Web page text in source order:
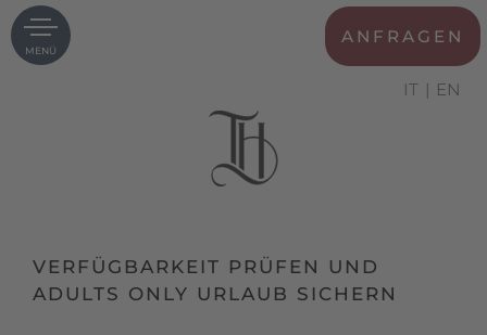
MENÜ
ANFRAGEN
IT EN
VERFÜGBARKEIT PRÜFEN UND
ADULTS ONLY URLAUB SICHERN